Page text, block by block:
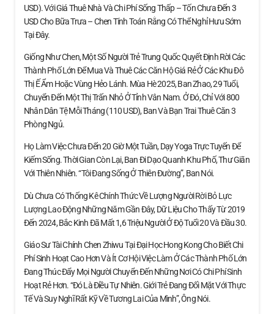
USD). Với Giá Thuê Nhà Và Chi Phí Sống Thấp – Tốn Chưa Đến 3
USD Cho Bữa Trưa – Chen Tính Toán Rằng Có Thể Nghỉ Hưu Sớm
Tại Đây.
Giống Như Chen, Một Số Người Trẻ Trung Quốc Quyết Định Rời Các
Thành Phố Lớn Để Mua Và Thuê Các Căn Hộ Giá Rẻ Ở Các Khu Đô
Thị Ế Ẩm Hoặc Vùng Hẻo Lánh. Mùa Hè 2025, Ban Zhao, 29 Tuổi,
Chuyển Đến Một Thị Trấn Nhỏ Ở Tỉnh Vân Nam. Ở Đó, Chỉ Với 800
Nhân Dân Tệ Mỗi Tháng (110 USD), Ban Và Bạn Trai Thuê Căn 3
Phòng Ngủ.
Họ Làm Việc Chưa Đến 20 Giờ Một Tuần, Dạy Yoga Trực Tuyến Để
Kiếm Sống. Thời Gian Còn Lại, Ban Đi Dạo Quanh Khu Phố, Thư Giãn
Với Thiên Nhiên. “Tôi Đang Sống Ở Thiên Đường”, Ban Nói.
Dù Chưa Có Thống Kê Chính Thức Về Lượng Người Rời Bỏ Lực
Lượng Lao Động Những Năm Gần Đây, Dữ Liệu Cho Thấy Từ 2019
Đến 2024, Bắc Kinh Đã Mất 1,6 Triệu Người Ở Độ Tuổi 20 Và Đầu 30.
Giáo Sư Tài Chính Chen Zhiwu Tại Đại Học Hong Kong Cho Biết Chi
Phí Sinh Hoạt Cao Hơn Và Ít Cơ Hội Việc Làm Ở Các Thành Phố Lớn
Đang Thúc Đẩy Mọi Người Chuyển Đến Những Nơi Có Chi Phí Sinh
Hoạt Rẻ Hơn. “Đó Là Điều Tự Nhiên. Giới Trẻ Đang Đối Mặt Với Thực
Tế Và Suy Nghĩ Rất Kỹ Về Tương Lai Của Mình”, Ông Nói.